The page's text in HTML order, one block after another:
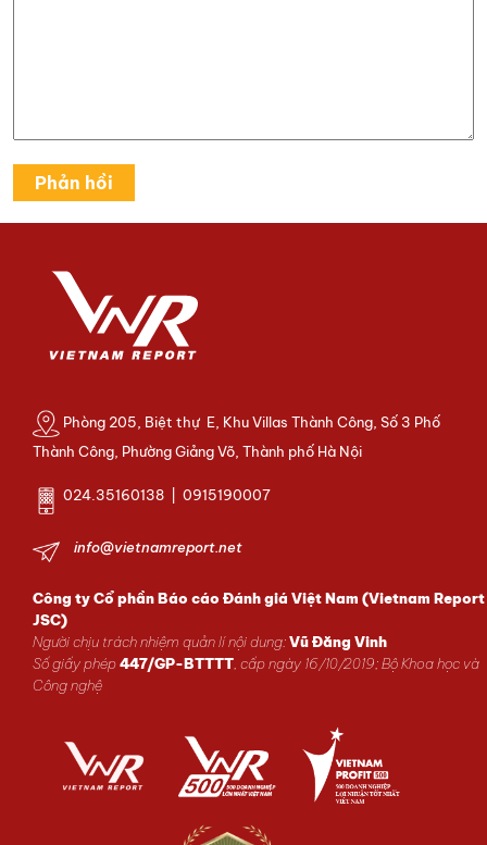
Phòng 205, Biệt thự E, Khu Villas Thành Công, Số 3 Phố
Thành Công, Phường Giảng Võ, Thành phố Hà Nội
024.35160138 | 0915190007
info@vietnamreport.net
Công ty Cổ phần Báo cáo Đánh giá Việt Nam (Vietnam Report
JSC)
Người chịu trách nhiệm quản lí nội dung:Vũ Đăng Vinh
Số giấy phép447/GP-BTTTT , cấp ngày 16/10/2019; Bộ Khoa học và
Công nghệ